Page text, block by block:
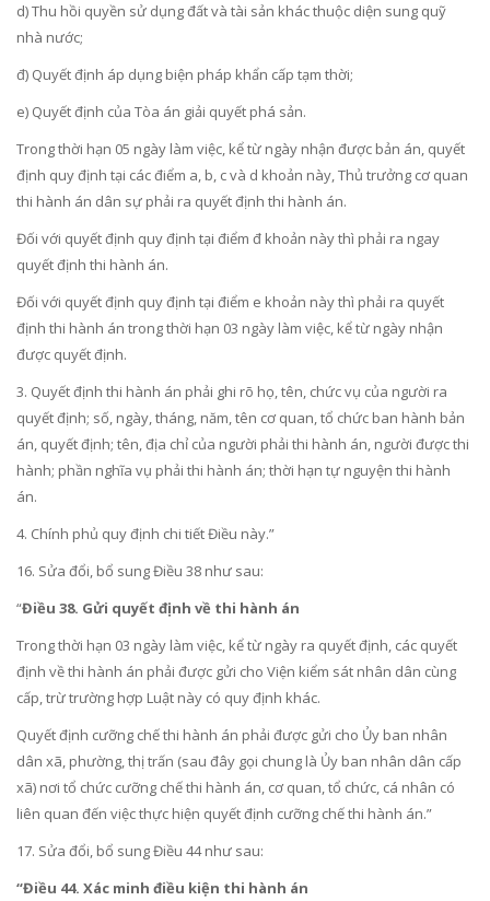
d) Thu hồi quyền sử dụng đất và tài sản khác thuộc diện sung quỹ
nhà nước;
đ) Quyết định áp dụng biện pháp khẩn cấp tạm thời;
e) Quyết định của Tòa án giải quyết phá sản.
Trong thời hạn 05 ngày làm việc, kể từ ngày nhận được bản án, quyết
định quy định tại các điểm a, b, c và d khoản này, Thủ trưởng cơ quan
thi hành án dân sự phải ra quyết định thi hành án.
Đối với quyết định quy định tại điểm đ khoản này thì phải ra ngay
quyết định thi hành án.
Đối với quyết định quy định tại điểm e khoản này thì phải ra quyết
định thi hành án trong thời hạn 03 ngày làm việc, kể từ ngày nhận
được quyết định.
3. Quyết định thi hành án phải ghi rõ họ, tên, chức vụ của người ra
quyết định; số, ngày, tháng, năm, tên cơ quan, tổ chức ban hành bản
án, quyết định; tên, địa chỉ của người phải thi hành án, người được thi
hành; phần nghĩa vụ phải thi hành án; thời hạn tự nguyện thi hành
án.
4. Chính phủ quy định chi tiết Điều này.”
16. Sửa đổi, bổ sungĐiều 38 như sau:
“Điều 38. Gửi quyết định về thi hành án
Trong thời hạn 03 ngày làm việc, kể từ ngày ra quyết định, các quyết
định về thi hành án phải được gửi cho Viện kiểm sát nhân dân cùng
cấp, trừ trường hợp Luật này có quy định khác.
Quyết định cưỡng chế thi hành án phải được gửi cho Ủy ban nhân
dân xã, phường, thị trấn (sau đây gọi chung là Ủy ban nhân dân cấp
xã) nơi tổ chức cưỡng chế thi hành án, cơ quan, tổ chức, cá nhân có
liên quan đến việc thực hiện quyết định cưỡng chế thi hành án.”
17. Sửa đổi, bổ sungĐiều 44như sau:
“Điều 44. Xác minh điều kiện thi hành án